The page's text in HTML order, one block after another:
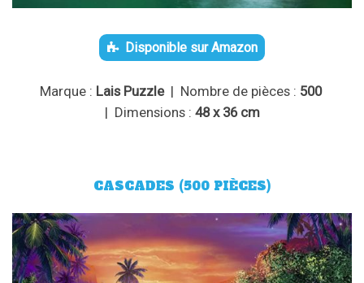
Disponible sur Amazon
Marque : Lais Puzzle| Nombre de pièces : 500
| Dimensions : 48 x 36 cm
CASCADES (500 PIÈCES)